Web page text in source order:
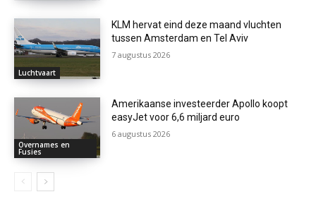
Luchtvaart
KLM hervat eind deze maand vluchten
tussen Amsterdam en Tel Aviv
7 augustus 2026
Overnames en
Fusies
Amerikaanse investeerder Apollo koopt
easyJet voor 6,6 miljard euro
6 augustus 2026